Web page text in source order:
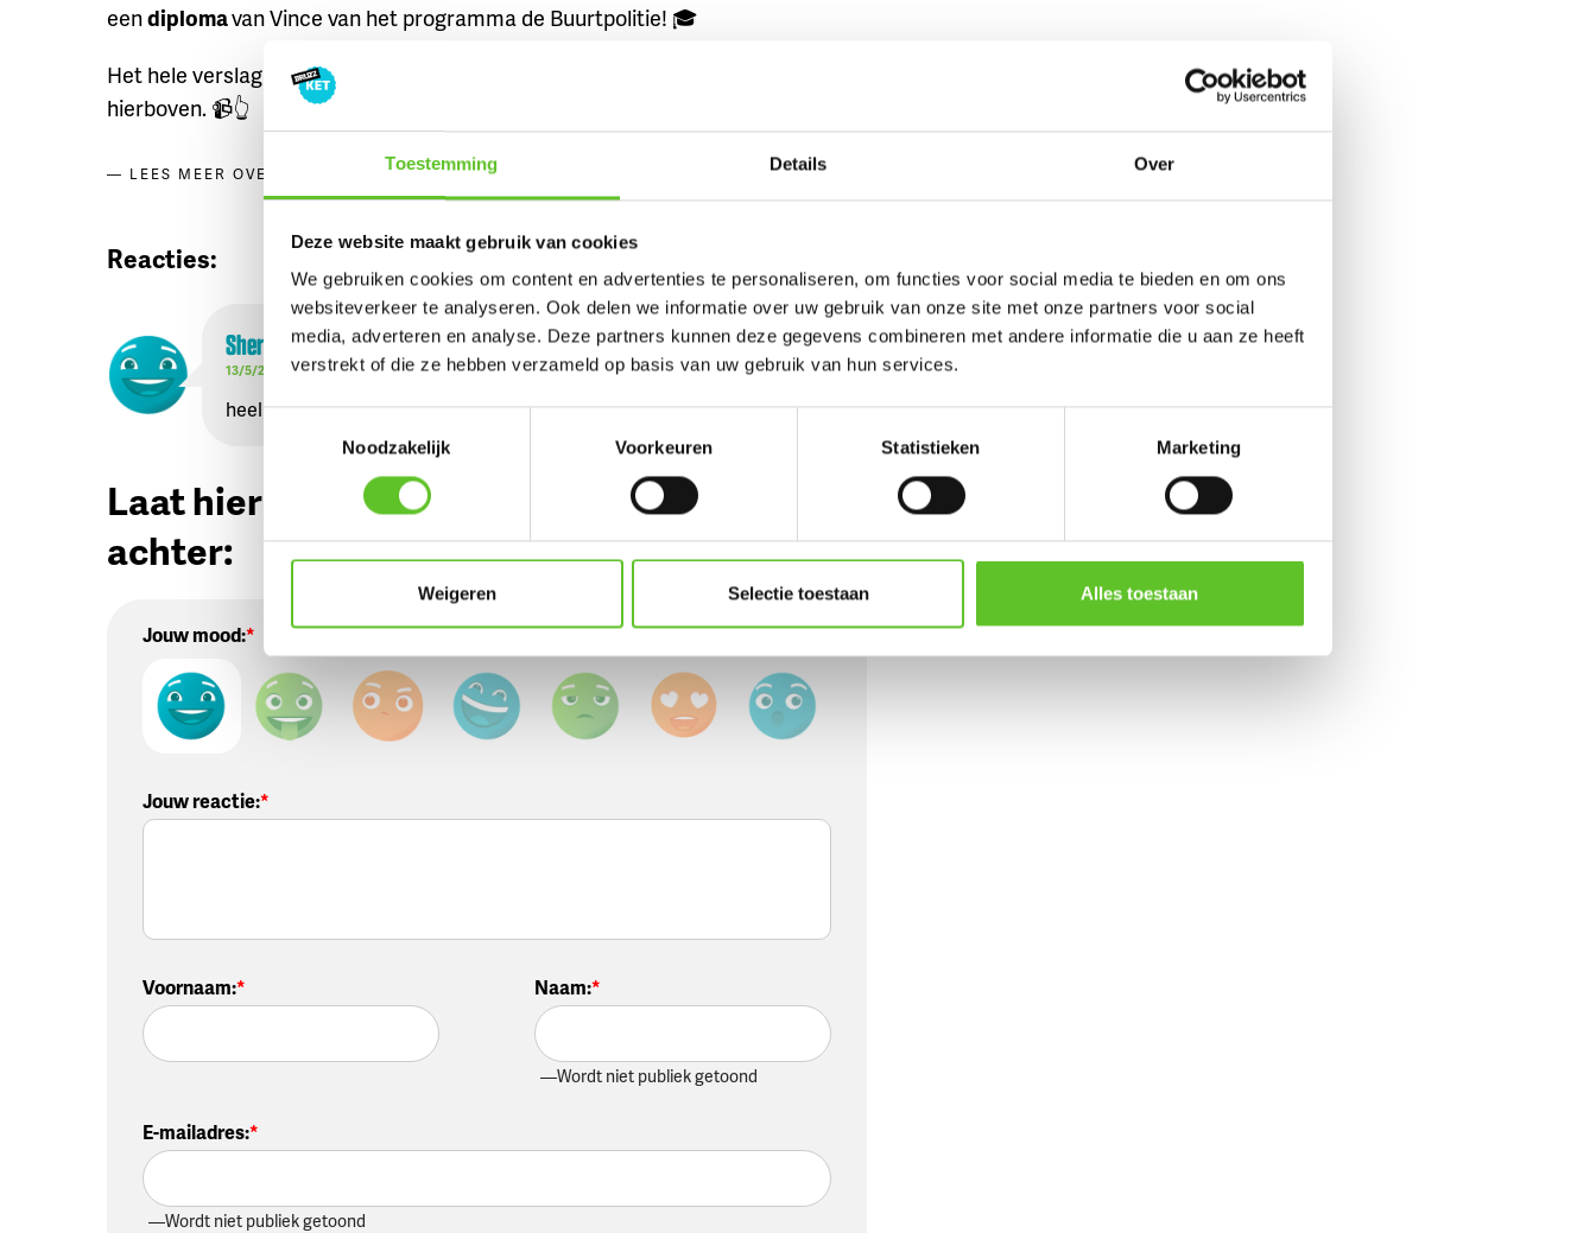
Toestemming Details Over
Deze website maakt gebruik van cookies
We gebruiken cookies om content en advertenties te personaliseren, om functies voor social media te bieden en om ons
websiteverkeer te analyseren. Ook delen we informatie over uw gebruik van onze site met onze partners voor social
media, adverteren en analyse. Deze partners kunnen deze gegevens combineren met andere informatie die u aan ze heeft
verstrekt of die ze hebben verzameld op basis van uw gebruik van hun services.
Noodzakelijk
Voorkeuren Statistieken Marketing
Weigeren Selectie toestaan Alles toestaan
eendiplomavan Vince van het programma de Buurtpolitie! 🎓
Het hele verslag van hun avontuur op de universiteit kan je zien in de video
hierboven. 📹👆
LEES MEER OVER ETTERBEEK KINDERUNIVERSITEIT
Reacties:
Sherap WangchukuitAnderlecht
13/5/2022
heel cool
Laat hier jouw reactie
achter:
Jouw mood:
Jouw reactie:
Voornaam: Naam:
Wordt niet publiek getoond
E-mailadres:
Wordt niet publiek getoond